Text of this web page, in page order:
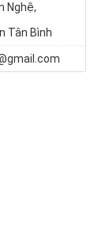
Nghệ,
Tân Bình